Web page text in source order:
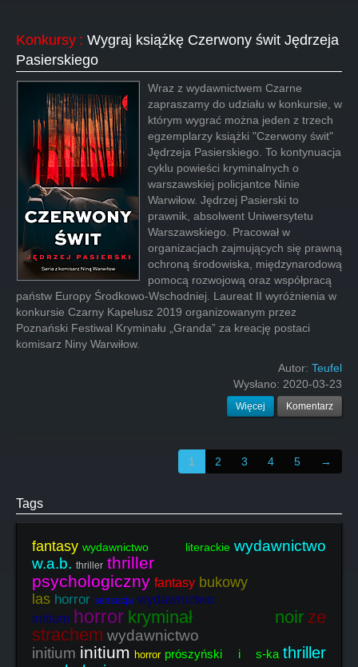
Konkursy : Wygraj książkę Czerwony świt Jędrzeja
Pasierskiego
Wraz z wydawnictwem Czarne
zapraszamy do udziału w konkursie, w
którym wygrać można jeden z trzech
egzemplarzy książki "Czerwony świt"
Jędrzeja Pasierskiego. To kontynuacja
cyklu powieści kryminalnych o
warszawskiej policjantce Ninie
Warwiłow. Jędrzej Pasierski to
prawnik, absolwent Uniwersytetu
Warszawskiego. Pracował w
organizacjach zajmujących się prawną
ochroną środowiska, międzynarodową
pomocą rozwojową oraz współpracą
państw Europy Środkowo-Wschodniej. Laureat II wyróżnienia w
konkursie Czarny Kapelusz 2019 organizowanym przez
Poznański Festiwal Kryminału „Granda” za kreację postaci
komisarz Niny Warwiłow.
Autor: Teufel
Wysłano: 2020-03-23
Więcej Komentarz
1 2 3 4 5 →
Tags
fantasy wydawnictwo literackie wydawnictwo
w.a.b. thriller thriller
psychologiczny fantasy bukowy
las horror sensacja wydawnictwo
initium horror kryminał noir ze
strachem wydawnictwo
initium initium horror prószyński i s-ka thriller